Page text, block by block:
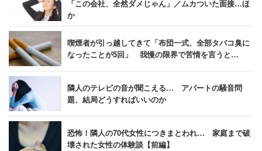
「この会社、全然ダメじゃん」／ムカついた面接…ほ
か
喫煙者が引っ越してきて「布団一式、全部タバコ臭に
なったことが5回」 我慢の限界で苦情を言うと…
隣人のテレビの音が聞こえる… アパートの騒音問
題、結局どうすればいいのか
恐怖！隣人の70代女性につきまとわれ… 家庭まで破
壊された女性の体験談【前編】